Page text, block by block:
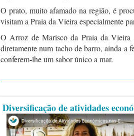
O prato, muito afamado na região, é
visitam a Praia da Vieira especialmente
O Arroz de Marisco da Praia da Vieira
diretamente num tacho de barro, ainda a
conferem-lhe um sabor único a mar.
Diversificação de atividades